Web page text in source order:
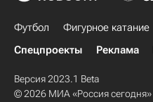
Футбол Фигурное катание
Спецпроекты
Реклама
Версия 2023.1 Beta
© 2026 МИА «Россия сегодня»